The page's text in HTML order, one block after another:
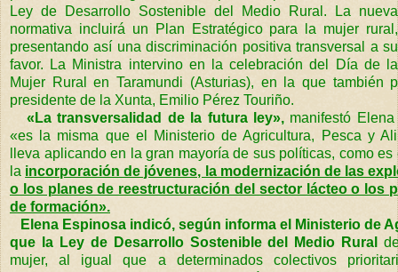
Ley de Desarrollo Sostenible del Medio Rural. La nueva
normativa incluirá un Plan Estratégico para la mujer rural,
presentando así una discriminación positiva transversal a su
favor. La Ministra intervino en la celebración del Día de la
Mujer Rural en Taramundi (Asturias), en la que también
presidente de la Xunta, Emilio Pérez Touriño.
«La transversalidad de la futura ley»,manifestó Elena
«es la misma que el Ministerio de Agricultura, Pesca y
lleva aplicando en la gran mayoría de sus políticas, como
la incorporación de jóvenes, la modernización de las
o los planes de reestructuración del sector lácteo o los
de formación».
Elena Espinosa indicó, según informa el Ministerio de
que la Ley de Desarrollo Sostenible del Medio Rural
mujer, al igual que a determinados colectivos